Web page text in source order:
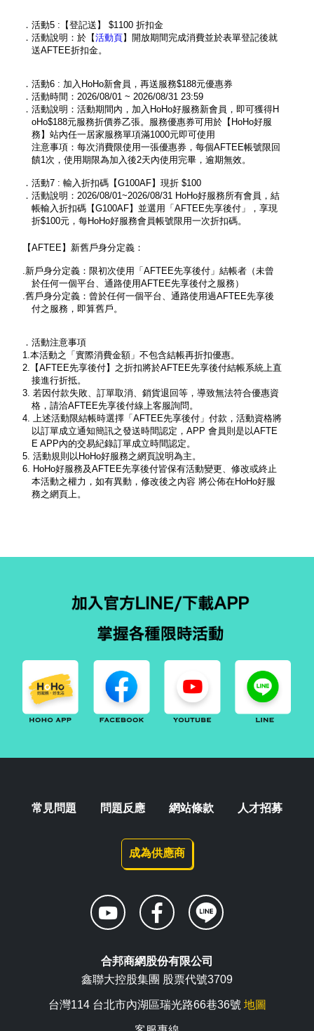
．活動5 :【登記送】 $1100 折扣金
．活動說明：於【活動頁】開放期間完成消費並於表單登記後就
送AFTEE折扣金。
．活動6 : 加入HoHo新會員，再送服務$188元優惠券
．活動時間：2026/08/01 ~ 2026/08/31 23:59
．活動說明：活動期間內，加入HoHo好服務新會員，即可獲得H
oHo$188元服務折價券乙張。服務優惠券可用於【HoHo好服
務】站內任一居家服務單項滿1000元即可使用
注意事項：每次消費限使用一張優惠券，每個AFTEE帳號限回
饋1次，使用期限為加入後2天內使用完畢，逾期無效。
．活動7 : 輸入折扣碼【G100AF】現折 $100
．活動說明：2026/08/01~2026/08/31 HoHo好服務所有會員，結
帳輸入折扣碼【G100AF】並選用「AFTEE先享後付」，享現
折$100元，每HoHo好服務會員帳號限用一次折扣碼。
【AFTEE】新舊戶身分定義：
.新戶身分定義：限初次使用「AFTEE先享後付」結帳者（未曾
於任何一個平台、通路使用AFTEE先享後付之服務）
.舊戶身分定義：曾於任何一個平台、通路使用過AFTEE先享後
付之服務，即算舊戶。
．活動注意事項
1.本活動之「實際消費金額」不包含結帳再折扣優惠。
2.【AFTEE先享後付】之折扣將於AFTEE先享後付結帳系統上直
接進行折抵。
3. 若因付款失敗、訂單取消、銷貨退回等，導致無法符合優惠資
格，請洽AFTEE先享後付線上客服詢問。
4. 上述活動限結帳時選擇「AFTEE先享後付」付款，活動資格將
以訂單成立通知簡訊之發送時間認定，APP 會員則是以AFTE
E APP內的交易紀錄訂單成立時間認定。
5. 活動規則以HoHo好服務之網頁說明為主。
6. HoHo好服務及AFTEE先享後付皆保有活動變更、修改或終止
本活動之權力，如有異動，修改後之內容 將公佈在HoHo好服
務之網頁上。
常見問題 問題反應 網站條款 人才招募
成為供應商
合邦商網股份有限公司
鑫聯大控股集團 股票代號3709
台灣114 台北市內湖區瑞光路66巷36號 地圖